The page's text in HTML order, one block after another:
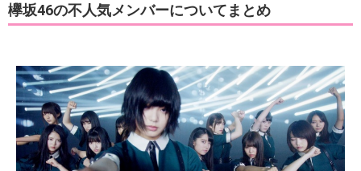
欅坂46の不人気メンバーについてまとめ